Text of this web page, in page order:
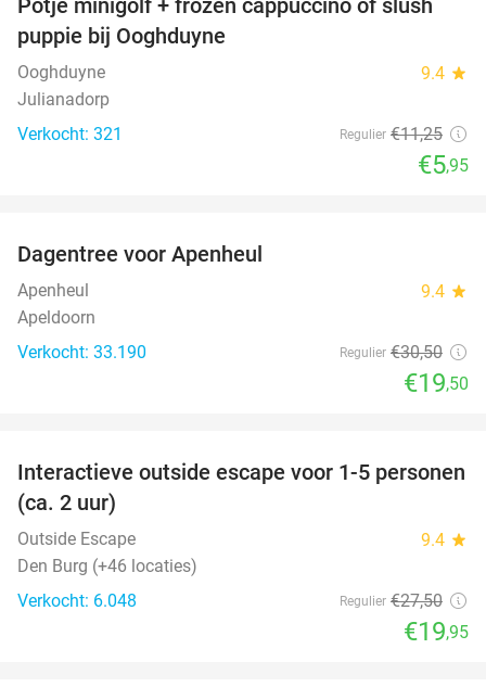
47%
puppie bij Ooghduyne
Ooghduyne 9.4 star
Julianadorp
Verkocht: 321
Regulier €11,25
€5,95
Dagentree voor Apenheul
Apenheul 9.4 star
Apeldoorn
Verkocht: 33.190
Regulier €30,50
€19,50
27%
Interactieve outside escape voor 1-5 personen
(ca. 2 uur)
Outside Escape 9.4 star
Den Burg (+46 locaties)
Verkocht: 6.048
Regulier €27,50
€19,95